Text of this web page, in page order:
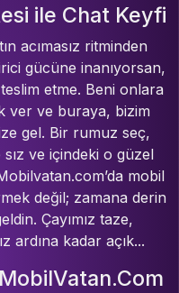
ile Chat Keyfi
acımasız ritminden
gücüne inanıyorsan,
etme. Beni onlara
ver ve buraya, bizim
gel. Bir rumuz seç,
sız ve içindeki o güzel
mobil
değil; zamana derin
Çayımız taze,
ardına kadar açık...